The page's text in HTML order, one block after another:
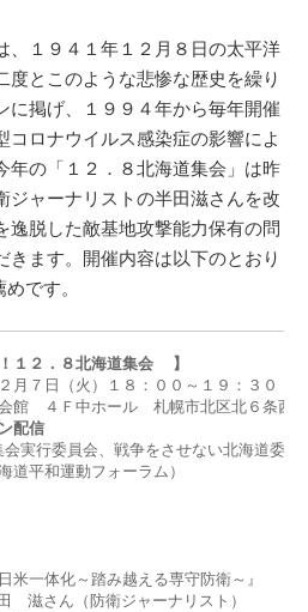
、１９４１年１２月８日の太平洋
度とこのような悲惨な歴史を繰り
に掲げ、１９９４年から毎年開催
コロナウイルス感染症の影響によ
年の「１２．８北海道集会」は昨
ジャーナリストの半田滋さんを改
逸脱した敵基地攻撃能力保有の問
きます。開催内容は以下のとおり
です。
１２．８北海道集会
】
月７日（火）１８：００～１９：３０（
館　４Ｆ中ホール　札幌市北区北６条西
配信
実行委員会、戦争をさせない北海道委員
運動フォーラム）
一体化～踏み越える専守防衛～』
（防衛ジャーナリスト）